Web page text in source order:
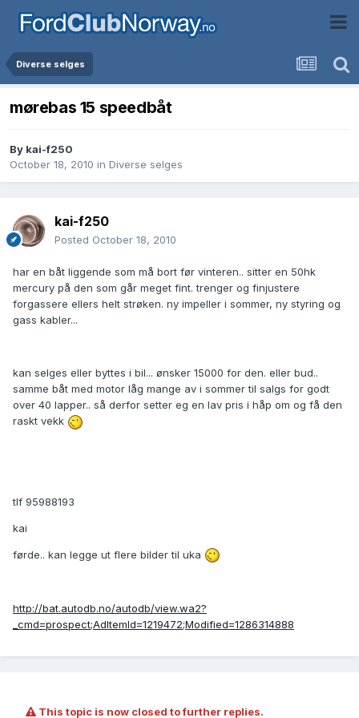
Diverse selges
mørebas 15 speedbåt
By kai-f250
October 18, 2010 in Diverse selges
kai-f250
Posted October 18, 2010
har en båt liggende som må bort før vinteren.. sitter en 50hk
mercury på den som går meget fint. trenger og finjustere
forgassere ellers helt strøken. ny impeller i sommer, ny styring og
gass kabler...
kan selges eller byttes i bil... ønsker 15000 for den. eller bud..
samme båt med motor låg mange av i sommer til salgs for godt
over 40 lapper.. så derfor setter eg en lav pris i håp om og få den
raskt vekk
tlf 95988193
kai
førde.. kan legge ut flere bilder til uka
http://bat.autodb.no/autodb/view.wa2?
_cmd=prospect;AdItemId=1219472;Modified=1286314888
This topic is now closed to further replies.